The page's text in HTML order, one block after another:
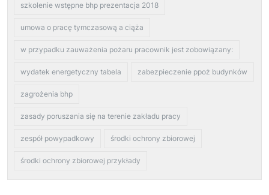
szkolenie wstępne bhp prezentacja 2018
umowa o pracę tymczasową a ciąża
w przypadku zauważenia pożaru pracownik jest zobowiązany:
wydatek energetyczny tabela zabezpieczenie ppoż budynków
zagrożenia bhp
zasady poruszania się na terenie zakładu pracy
zespół powypadkowy środki ochrony zbiorowej
środki ochrony zbiorowej przykłady